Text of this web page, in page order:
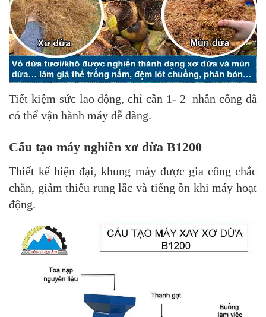
Tiết kiệm sức lao động, chỉ cần 1- 2 nhân công đã
có thể vận hành máy dễ dàng.
Cấu tạo máy nghiền xơ dừa B1200
Thiết kế hiện đại, khung máy được gia công chắc
chắn, giảm thiểu rung lắc và tiếng ồn khi máy hoạt
động.